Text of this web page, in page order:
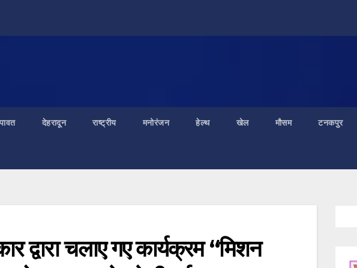
देहरादून राष्ट्रीय मनोरंजन हेल्थ खेल मौसम टनकपुर
द्वारा चलाए गए कार्यक्रम “मिशन